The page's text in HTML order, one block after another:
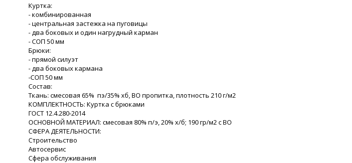
Куртка:
- комбинированная
- центральная застежка на пуговицы
- два боковых и один нагрудный карман
- СОП 50 мм
Брюки:
- прямой силуэт
- два боковых кармана
-СОП 50 мм
Состав:
Ткань: смесовая 65% пэ/35% хб, ВО пропитка, плотность 210 г/м2
КОМПЛЕКТНОСТЬ: Куртка с брюками
ГОСТ 12.4.280-2014
ОСНОВНОЙ МАТЕРИАЛ: смесовая 80% п/э, 20% х/б; 190 гр/м2 с ВО
СФЕРА ДЕЯТЕЛЬНОСТИ:
Строительство
Автосервис
Сфера обслуживания